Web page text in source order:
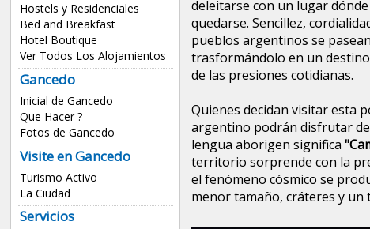
Hostels y Residenciales
Bed and Breakfast
Hotel Boutique
Ver Todos Los Alojamientos
Gancedo
Inicial de Gancedo
Que Hacer ?
Fotos de Gancedo
Visite en Gancedo
Turismo Activo
La Ciudad
Servicios
deleitarse con un lugar
quedarse. Sencillez,
pueblos argentinos se
trasformándolo en un
de las presiones cotidianas.
Quienes decidan visitar esta
argentino podrán disfrutar
lengua aborigen significa
territorio sorprende con la
el fenómeno cósmico se
menor tamaño, cráteres y